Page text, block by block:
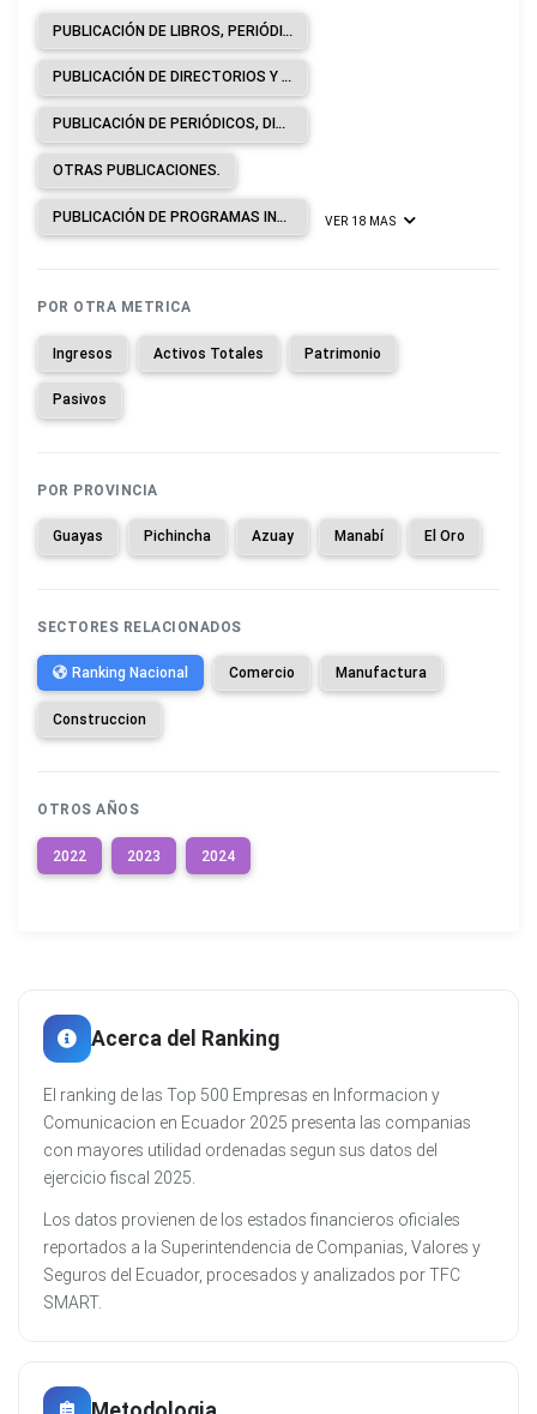
PUBLICACIÓN DE LIBROS, PERIÓDICOS Y OTRAS ACTIVIDADES DE PUBLICACIÓN.
PUBLICACIÓN DE DIRECTORIOS Y DE LISTAS DE CORREO.
PUBLICACIÓN DE PERIÓDICOS, DIARIOS Y REVISTAS.
OTRAS PUBLICACIONES.
PUBLICACIÓN DE PROGRAMAS INFORMÁTICOS. VER 18 MAS
POR OTRA METRICA
Ingresos Activos Totales Patrimonio
Pasivos
POR PROVINCIA
Guayas Pichincha Azuay Manabí El Oro
SECTORES RELACIONADOS
Ranking Nacional Comercio Manufactura
Construccion
OTROS AÑOS
2022 2023 2024
Acerca del Ranking
El ranking de las Top 500 Empresas en Informacion y
Comunicacion en Ecuador 2025 presenta las companias
con mayores utilidad ordenadas segun sus datos del
ejercicio fiscal 2025.
Los datos provienen de los estados financieros oficiales
reportados a la Superintendencia de Companias, Valores y
Seguros del Ecuador, procesados y analizados por TFC
SMART.